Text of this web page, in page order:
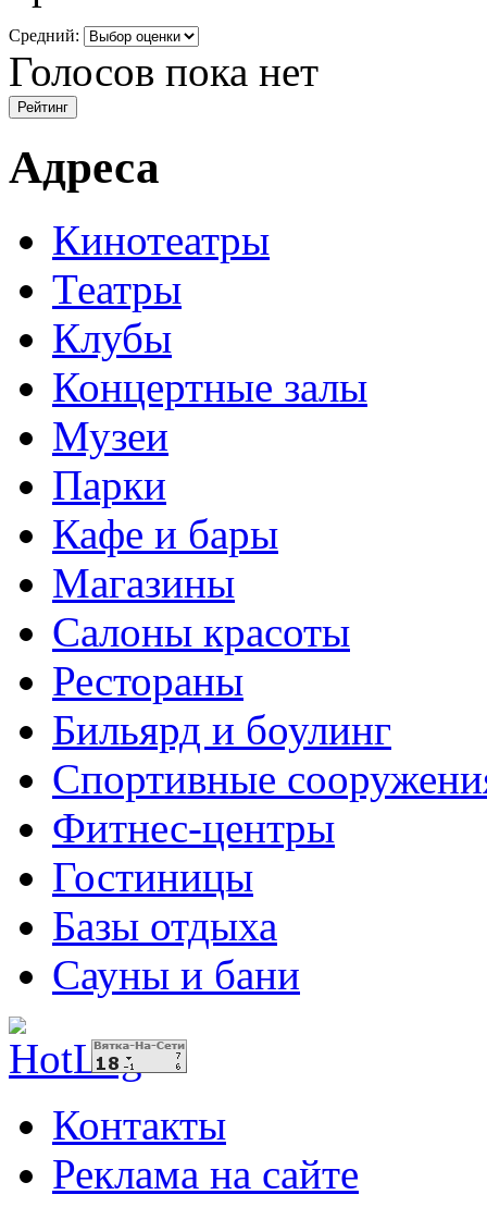
Средний:
Голосов пока нет
Адреса
Кинотеатры
Театры
Клубы
Концертные залы
Музеи
Парки
Кафе и бары
Магазины
Салоны красоты
Рестораны
Бильярд и боулинг
Спортивные
Фитнес-центры
Гостиницы
Базы отдыха
Сауны и бани
Контакты
Реклама на сайте